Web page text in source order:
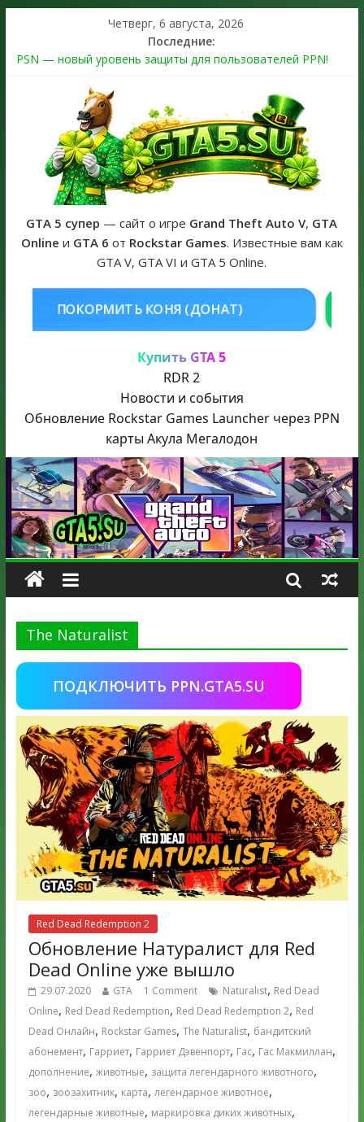
Четверг, 6 августа, 2026
Последние:
PSN — новый уровень защиты для пользователей PPN!
The Kortz Center Heist выйдет в GTA Online уже 14 июля
Регистрация в Rockstar Games Social Club ошибка #1.500.7:
как зарегистрировать аккаунт и войти без проблем в 2026
Получайте особые награды в GTA Online по программе
Fine Art Collector
GTA 6 официальная обложка игры и Предзаказ Grand Theft
Auto VI
GTA 5 супер — сайт о игре Grand Theft Auto V, GTA
Online и GTA 6 от Rockstar Games. Известные вам как
GTA V, GTA VI и GTA 5 Online.
(ДОНАТ) КУПИТЬ GTA 5
Купить GTA 5
RDR 2
Новости и события
Обновление Rockstar Games Launcher через PPN
карты Акула Мегалодон
The Naturalist
ПОДКЛЮЧИТЬ PPN.GTA5.SU
Red Dead Redemption 2
Обновление Натуралист для Red
Dead Online уже вышло
29.07.2020 GTA 1 Comment Naturalist, Red Dead
Online, Red Dead Redemption, Red Dead Redemption 2, Red
Dead Онлайн, Rockstar Games, The Naturalist, бандитский
абонемент, Гарриет, Гарриет Дэвенпорт, Гас, Гас Макмиллан,
дополнение, животные, защита легендарного животного,
зоо, зоозахитник, карта, легендарное животное,
легендарные животные, маркировка диких животных,